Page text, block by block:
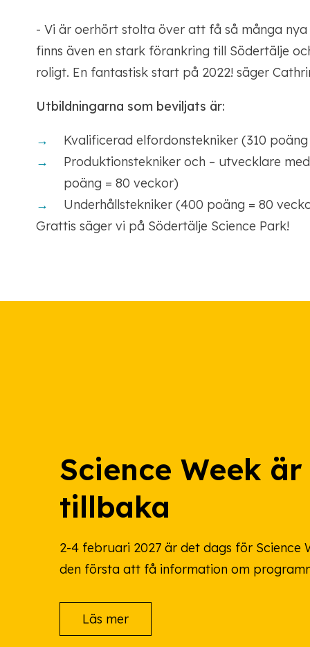
- Vi är oerhört stolta över att få så många
finns även en stark förankring till Södertälje
roligt. En fantastisk start på 2022! säger
Utbildningarna som beviljats är:
Kvalificerad elfordonstekniker (310
Produktionstekniker och – utvecklare
poäng = 80 veckor)
Underhållstekniker (400 poäng = 80
Grattis säger vi på Södertälje Science Park!
Science Week är
tillbaka
2-4 februari 2027 är det dags för Science
den första att få information om
Läs mer